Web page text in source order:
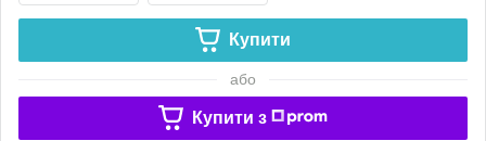
Купити
або
Купити з